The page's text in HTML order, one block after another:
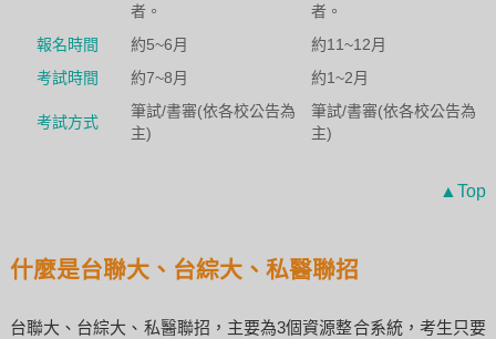
者。
者。
報名時間
約5~6月
約11~12月
考試時間
約7~8月 約1~2月
考試方式
筆試/書審(依各校公告為
主)
筆試/書審(依各校公告為
主)
▲Top
什麼是台聯大、台綜大、私醫聯招
台聯大、台綜大、私醫聯招，主要為3個資源整合系統，考生只要